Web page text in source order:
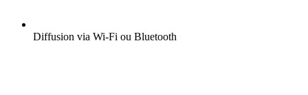
Diffusion via Wi-Fi ou Bluetooth